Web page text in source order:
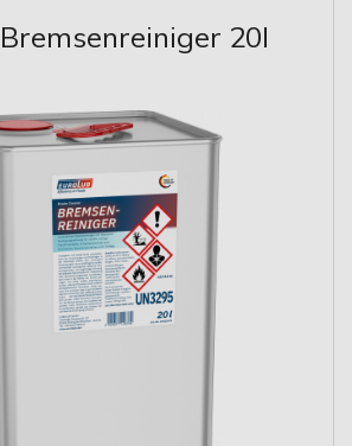
20l